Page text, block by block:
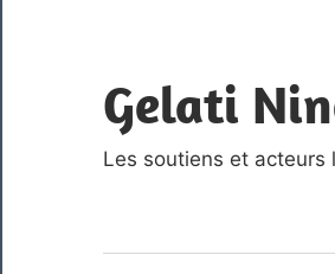
content
Gelati
Les soutiens et acteurs